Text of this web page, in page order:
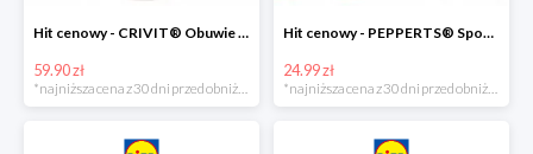
Hit cenowy - CRIVIT® Obuwie dziewczęce sportowe i na co dzień, 1 para
59.90 zł
Hit cenowy - PEPPERTS® Spodnie dresowe dziewczęce, 1 para
24.99 zł